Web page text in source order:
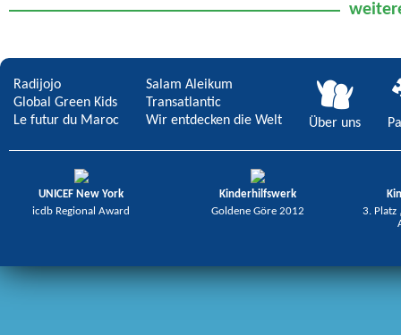
der Erde?
Radijojo
Global Green Kids
Le futur du Maroc
Salam Aleikum
Transatlantic
Wir entdecken die Welt
Über uns
UNICEF New York
icdb Regional Award
Kinderhilfswerk
Goldene Göre 2012
3. Platz